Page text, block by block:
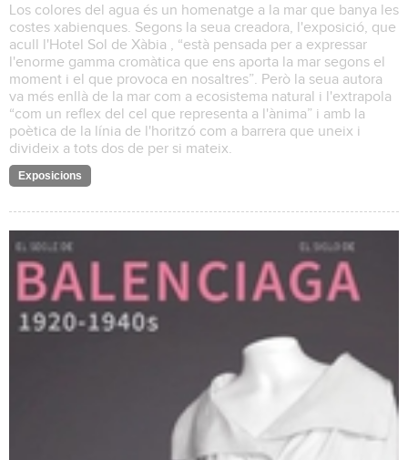
Los colores del agua és un homenatge a la mar que banya les
costes xabienques. Segons la seua creadora, l'exposició, que
acull l'Hotel Sol de Xàbia , “està pensada per a expressar
l'enorme gamma cromàtica que ens aporta la mar segons el
moment i el que provoca en nosaltres”. Però la seua autora
va més enllà de la mar com a ecosistema natural i l'extrapola
“com un reflex del cel que representa a l'ànima” i amb la
poètica de la línia de l'horitzó com a barrera que uneix i
divideix a tots dos de per si mateix.
Exposicions